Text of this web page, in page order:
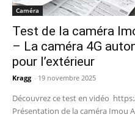
Caméra
Test de la caméra
– La caméra 4G
pour l’extérieur
Kragg - 19 novembre 2025
Découvrez ce test en vidéo
Présentation de la caméra Imou